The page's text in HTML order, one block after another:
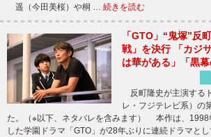
遥（今田美桜）や桐 … 続きを読む
「GTO」“鬼塚”反
戦」を決行 「カジ
は華がある」「黒幕
反町隆史が主演する
レ・フジテレビ系）の
た。（※以下、ネタバレを含みます） 本作は、1998
した学園ドラマ「GTO」が28年ぶりに連続ドラマと